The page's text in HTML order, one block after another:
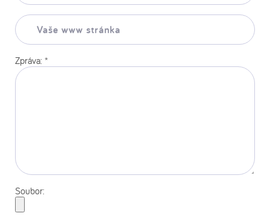
Vaše
www
stránka:
Zpráva: *
Soubor: